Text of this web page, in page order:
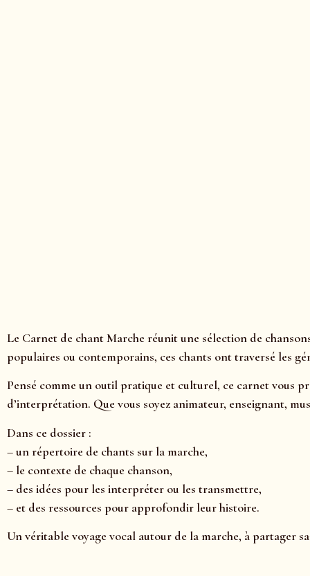
Le Carnet de chant Marche réunit une sélection de
populaires ou contemporains, ces chants ont traversé les
Pensé comme un outil pratique et culturel, ce carnet vous
d’interprétation. Que vous soyez animateur, enseignant,
Dans ce dossier :
– un répertoire de chants sur la marche,
– le contexte de chaque chanson,
– des idées pour les interpréter ou les transmettre,
– et des ressources pour approfondir leur histoire.
Un véritable voyage vocal autour de la marche, à partager